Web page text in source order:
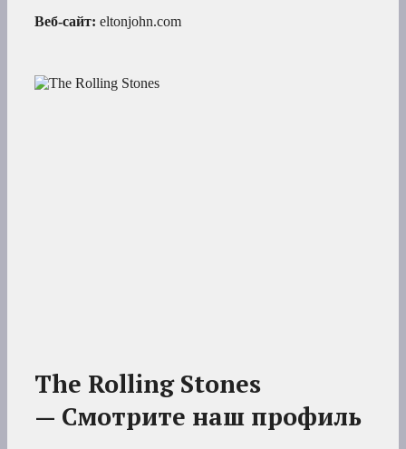
Веб-сайт: eltonjohn.com
The Rolling Stones
— Смотрите наш профиль